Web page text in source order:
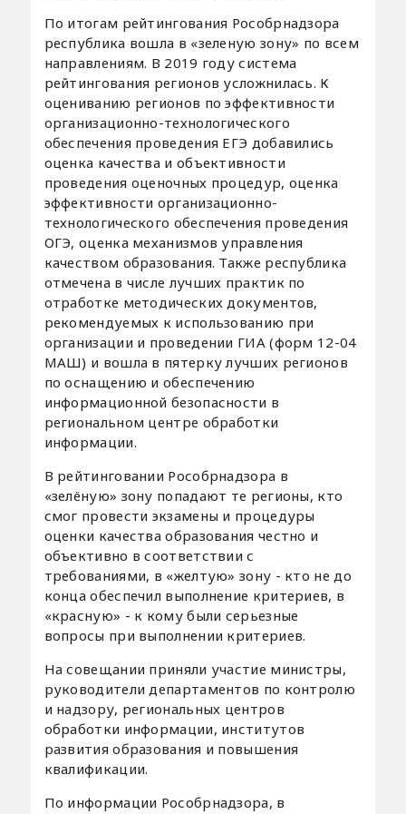
По итогам рейтингования Рособрнадзора
республика вошла в «зеленую зону» по всем
направлениям. В 2019 году система
рейтингования регионов усложнилась. К
оцениванию регионов по эффективности
организационно-технологического
обеспечения проведения ЕГЭ добавились
оценка качества и объективности
проведения оценочных процедур, оценка
эффективности организационно-
технологического обеспечения проведения
ОГЭ, оценка механизмов управления
качеством образования. Также республика
отмечена в числе лучших практик по
отработке методических документов,
рекомендуемых к использованию при
организации и проведении ГИА (форм 12-04
МАШ) и вошла в пятерку лучших регионов
по оснащению и обеспечению
информационной безопасности в
региональном центре обработки
информации.
В рейтинговании Рособрнадзора в
«зелёную» зону попадают те регионы, кто
смог провести экзамены и процедуры
оценки качества образования честно и
объективно в соответствии с
требованиями, в «желтую» зону - кто не до
конца обеспечил выполнение критериев, в
«красную» - к кому были серьезные
вопросы при выполнении критериев.
На совещании приняли участие министры,
руководители департаментов по контролю
и надзору, региональных центров
обработки информации, институтов
развития образования и повышения
квалификации.
По информации Рособрнадзора, в